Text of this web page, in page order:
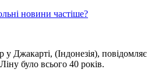
новини частіше?
Джакарті, (Індонезія), повідомляє
було всього 40 років.